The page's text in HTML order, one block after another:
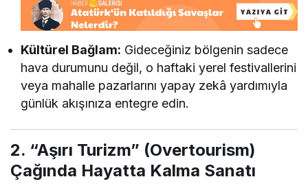
Kültürel Bağlam: Gideceğiniz bölgenin sadece
hava durumunu değil, o haftaki yerel festivallerini
veya mahalle pazarlarını yapay zekâ yardımıyla
günlük akışınıza entegre edin.
2. “Aşırı Turizm” (Overtourism)
Çağında Hayatta Kalma Sanatı